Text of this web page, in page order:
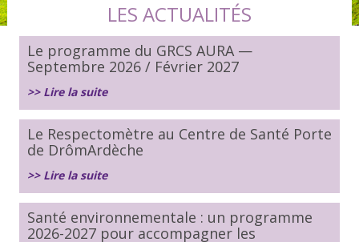
LES ACTUALITÉS
Le programme du GRCS AURA —
Septembre 2026 / Février 2027
>> Lire la suite
Le Respectomètre au Centre de Santé Porte
de DrômArdèche
>> Lire la suite
Santé environnementale : un programme
2026-2027 pour accompagner les